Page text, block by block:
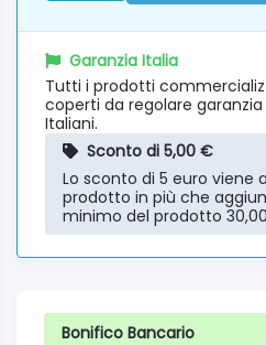
Garanzia Italia
Tutti i prodotti
coperti da regolare
Italiani.
Sconto di 5,00 €
Lo sconto di 5 euro viene
prodotto in più che
minimo del prodotto
Bonifico Bancario